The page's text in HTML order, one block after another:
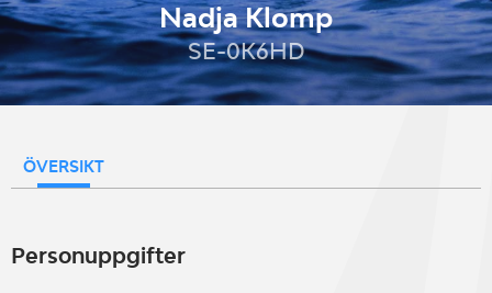
Nadja Klomp
SE-0K6HD
ÖVERSIKT
Personuppgifter